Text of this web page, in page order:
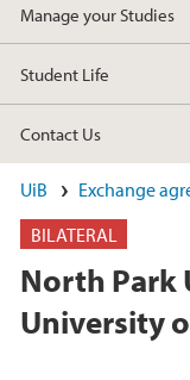
Manage your Studies
Student Life
Contact Us
UiB
Exchange
BILATERAL
North Park
University